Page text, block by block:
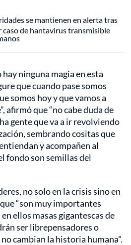
se mantienen en alerta tras
caso de hantavirus transmisible
ninguna magia en esta
que cuando pase somos
somos hoy y que vamos a
afirmó que “no cabe duda de
gente que va a ir revolviendo
sembrando cositas que
y acompañen al
fondo son semillas del
no solo en la crisis sino en
“son muy importantes
ellos masas gigantescas de
ser librepensadores o
cambian la historia humana".